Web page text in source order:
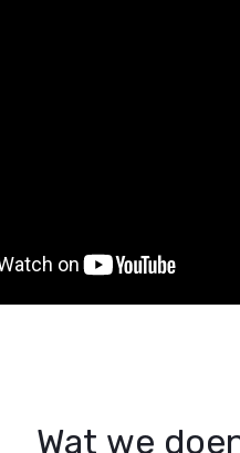
Wat we